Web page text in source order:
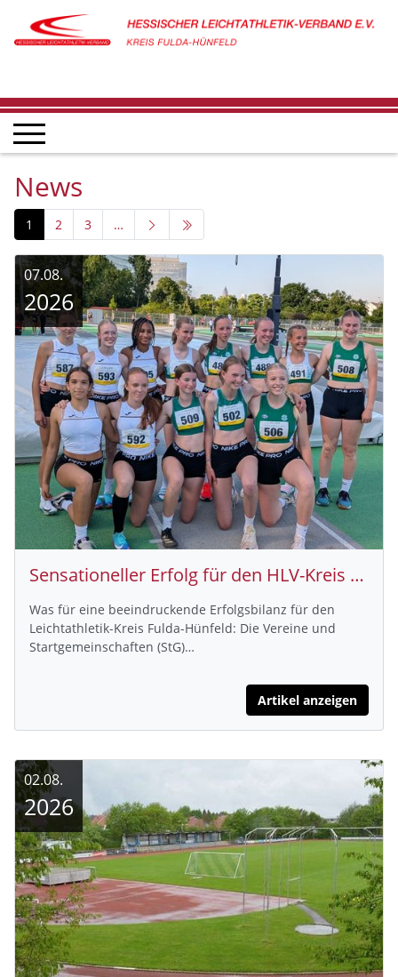
News
1 2 3 …
Sensationeller Erfolg für den HLV-Kreis Fulda-Hünfeld: Zwei Teams haben sich für die Deutschen und 6 Teams für die Hessischen Meisterschaften qualifiziert
Was für eine beeindruckende Erfolgsbilanz für den
Leichtathletik-Kreis Fulda-Hünfeld: Die Vereine und
Startgemeinschaften (StG)…
Artikel anzeigen
07.08.
2026
02.08.
2026